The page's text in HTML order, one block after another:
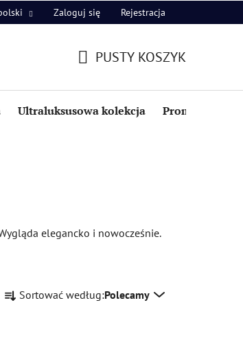
Zaloguj się Rejestracja
PUSTY KOSZYK
Ultraluksusowa kolekcja Promocje i
elegancko i nowocześnie.
o Sortować według:Polecamy